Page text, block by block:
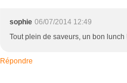
sophie 06/07/2014 12:49
Tout plein de saveurs, un bon lunch
Répondre